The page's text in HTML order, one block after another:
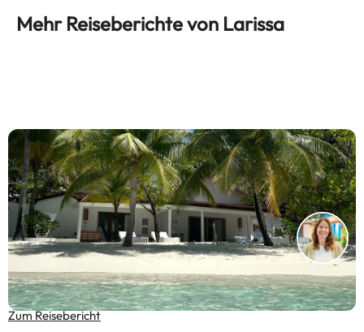
Mehr Reiseberichte von Larissa
Reisebericht Malediven – Ananea Diamonds Athuruga
& Barfußinsel-Feeling
Zum Reisebericht